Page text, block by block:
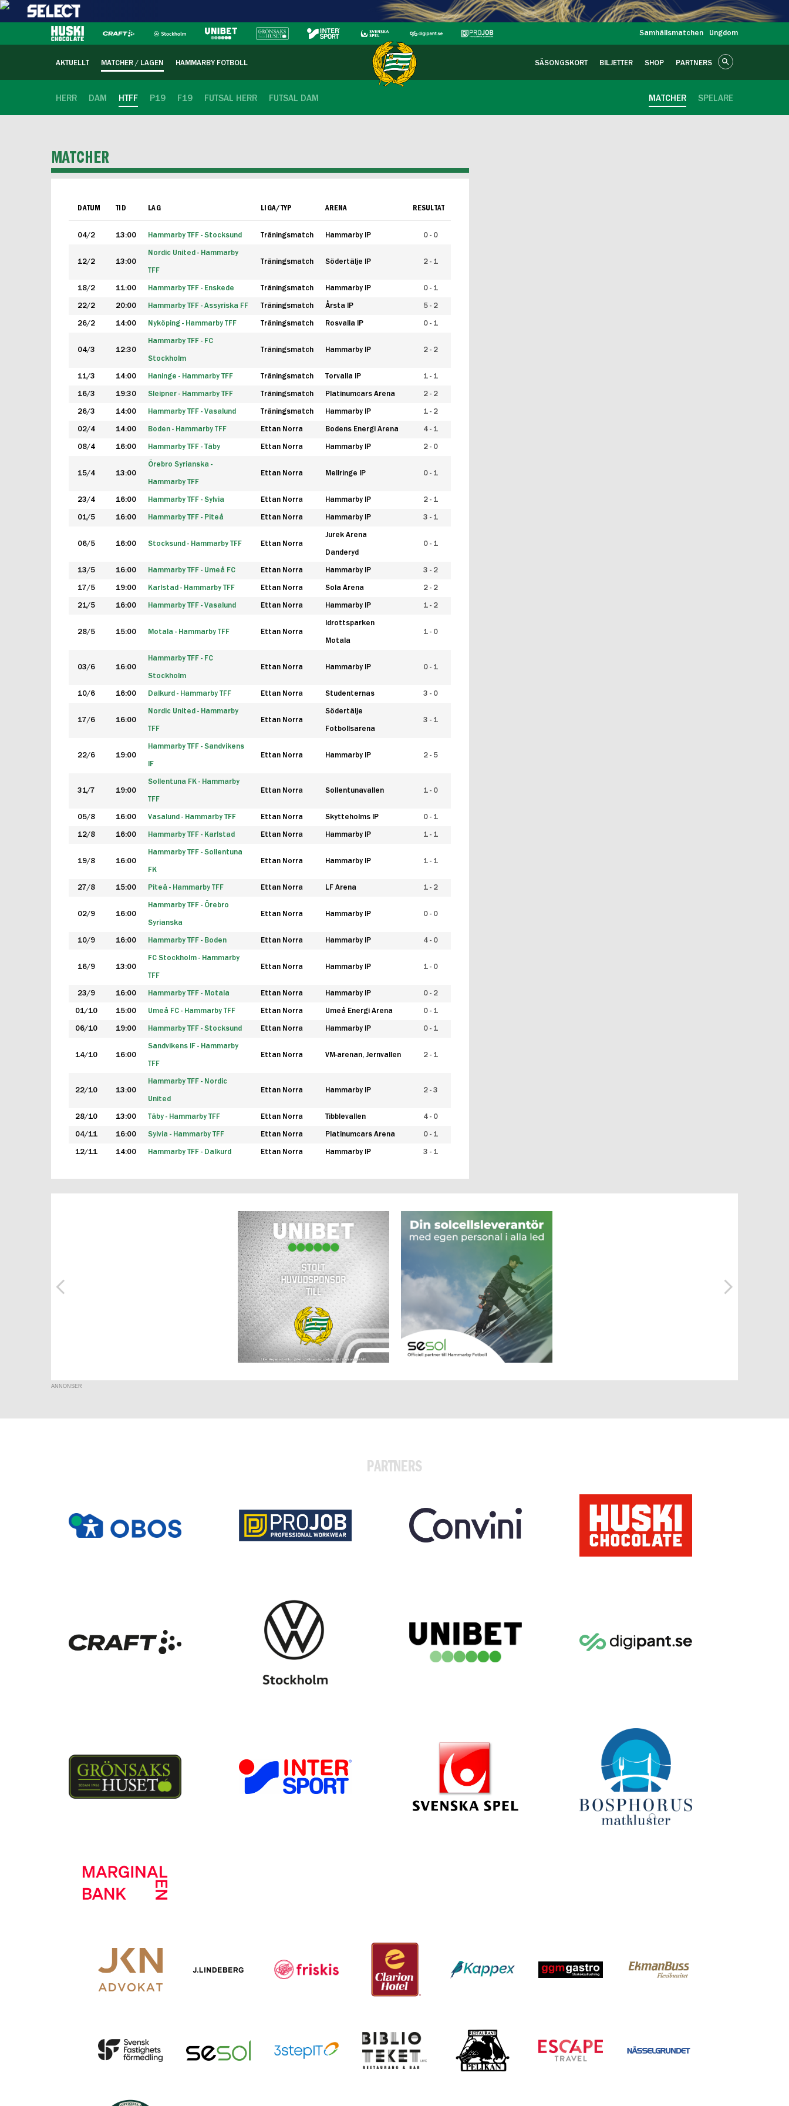
Samhällsmatchen Ungdom
AKTUELLT MATCHER / LAGEN HAMMARBY FOTBOLL SÄSONGSKORT BILJETTER SHOP PARTNERS
HERR DAM HTFF P19 F19 FUTSAL HERR FUTSAL DAM SPELARE
MATCHER
MATCHER
DATUM TID LAG LIGA/TYP ARENA RESULTAT
04/2 13:00 Hammarby TFF - Stocksund Träningsmatch Hammarby IP 0 - 0
12/2 13:00
Nordic United - Hammarby
TFF
Träningsmatch Södertälje IP 2 - 1
18/2 11:00 Hammarby TFF - Enskede Träningsmatch Hammarby IP 0 - 1
22/2 20:00 Hammarby TFF - Assyriska FF Träningsmatch Årsta IP 5 - 2
26/2 14:00 Nyköping - Hammarby TFF Träningsmatch Rosvalla IP 0 - 1
04/3 12:30
Hammarby TFF - FC
Stockholm
Träningsmatch Hammarby IP 2 - 2
11/3 14:00 Haninge - Hammarby TFF Träningsmatch Torvalla IP 1 - 1
16/3 19:30 Sleipner - Hammarby TFF Träningsmatch Platinumcars Arena 2 - 2
26/3 14:00 Hammarby TFF - Vasalund Träningsmatch Hammarby IP 1 - 2
02/4 14:00 Boden - Hammarby TFF Ettan Norra Bodens Energi Arena 4 - 1
08/4 16:00 Hammarby TFF - Täby Ettan Norra Hammarby IP 2 - 0
15/4 13:00
Örebro Syrianska -
Hammarby TFF
Ettan Norra Mellringe IP 0 - 1
23/4 16:00 Hammarby TFF - Sylvia Ettan Norra Hammarby IP 2 - 1
01/5 16:00 Hammarby TFF - Piteå Ettan Norra Hammarby IP 3 - 1
06/5 16:00 Stocksund - Hammarby TFF Ettan Norra
Jurek Arena
Danderyd
0 - 1
13/5 16:00 Hammarby TFF - Umeå FC Ettan Norra Hammarby IP 3 - 2
17/5 19:00 Karlstad - Hammarby TFF Ettan Norra Sola Arena 2 - 2
21/5 16:00 Hammarby TFF - Vasalund Ettan Norra Hammarby IP 1 - 2
28/5 15:00 Motala - Hammarby TFF Ettan Norra
Idrottsparken
Motala
1 - 0
03/6 16:00
Hammarby TFF - FC
Stockholm
Ettan Norra Hammarby IP 0 - 1
10/6 16:00 Dalkurd - Hammarby TFF Ettan Norra Studenternas 3 - 0
17/6 16:00
Nordic United - Hammarby
TFF
Ettan Norra
Södertälje
Fotbollsarena
3 - 1
22/6 19:00
Hammarby TFF - Sandvikens
IF
Ettan Norra Hammarby IP 2 - 5
31/7 19:00
Sollentuna FK - Hammarby
TFF
Ettan Norra Sollentunavallen 1 - 0
05/8 16:00 Vasalund - Hammarby TFF Ettan Norra Skytteholms IP 0 - 1
12/8 16:00 Hammarby TFF - Karlstad Ettan Norra Hammarby IP 1 - 1
19/8 16:00
Hammarby TFF - Sollentuna
FK
Ettan Norra Hammarby IP 1 - 1
27/8 15:00 Piteå - Hammarby TFF Ettan Norra LF Arena 1 - 2
02/9 16:00
Hammarby TFF - Örebro
Syrianska
Ettan Norra Hammarby IP 0 - 0
10/9 16:00 Hammarby TFF - Boden Ettan Norra Hammarby IP 4 - 0
16/9 13:00
FC Stockholm - Hammarby
TFF
Ettan Norra Hammarby IP 1 - 0
23/9 16:00 Hammarby TFF - Motala Ettan Norra Hammarby IP 0 - 2
01/10 15:00 Umeå FC - Hammarby TFF Ettan Norra Umeå Energi Arena 0 - 1
06/10 19:00 Hammarby TFF - Stocksund Ettan Norra Hammarby IP 0 - 1
14/10 16:00
Sandvikens IF - Hammarby
TFF
Ettan Norra VM-arenan, Jernvallen 2 - 1
22/10 13:00
Hammarby TFF - Nordic
United
Ettan Norra Hammarby IP 2 - 3
28/10 13:00 Täby - Hammarby TFF Ettan Norra Tibblevallen 4 - 0
04/11 16:00 Sylvia - Hammarby TFF Ettan Norra Platinumcars Arena 0 - 1
12/11 14:00 Hammarby TFF - Dalkurd Ettan Norra Hammarby IP 3 - 1
ANNONSER
PARTNERS